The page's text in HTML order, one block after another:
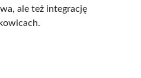
ale też integrację